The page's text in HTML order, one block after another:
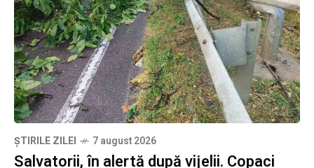
ȘTIRILE ZILEI 7 august 2026
Salvatorii, în alertă după vijelii. Copaci